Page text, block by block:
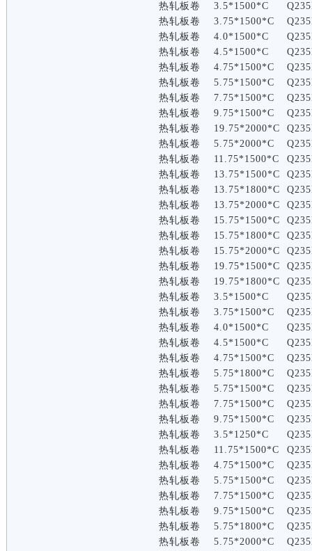
热轧板卷
3.5*1500*C
热轧板卷
3.75*1500*C
热轧板卷
4.0*1500*C
热轧板卷
4.5*1500*C
热轧板卷
4.75*1500*C
热轧板卷
5.75*1500*C
热轧板卷
7.75*1500*C
热轧板卷
9.75*1500*C
热轧板卷
19.75*2000*C
热轧板卷
5.75*2000*C
热轧板卷
11.75*1500*C
热轧板卷
13.75*1500*C
热轧板卷
13.75*1800*C
热轧板卷
13.75*2000*C
热轧板卷
15.75*1500*C
热轧板卷
15.75*1800*C
热轧板卷
15.75*2000*C
热轧板卷
19.75*1500*C
热轧板卷
19.75*1800*C
热轧板卷
3.5*1500*C
热轧板卷
3.75*1500*C
热轧板卷
4.0*1500*C
热轧板卷
4.5*1500*C
热轧板卷
4.75*1500*C
热轧板卷
5.75*1800*C
热轧板卷
5.75*1500*C
热轧板卷
7.75*1500*C
热轧板卷
9.75*1500*C
热轧板卷
3.5*1250*C
热轧板卷
11.75*1500*C
热轧板卷
4.75*1500*C
热轧板卷
5.75*1500*C
热轧板卷
7.75*1500*C
热轧板卷
9.75*1500*C
热轧板卷
5.75*1800*C
热轧板卷
5.75*2000*C